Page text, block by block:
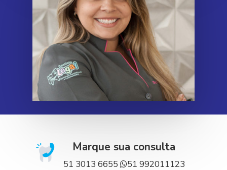
Marque sua consulta
51 3013 6655 51 992011123